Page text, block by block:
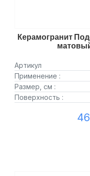
Керамогранит
Артикул
Применение :
Размер, см :
Поверхность :